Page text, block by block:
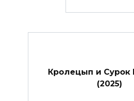
Кролецып и Сурок
(2025)